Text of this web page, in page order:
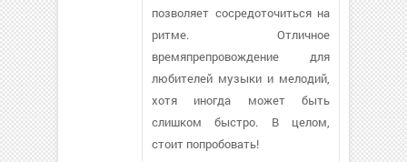
позволяет сосредоточиться на
ритме. Отличное
времяпрепровождение для
любителей музыки и мелодий,
хотя иногда может быть
слишком быстро. В целом,
стоит попробовать!